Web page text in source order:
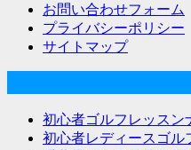
お問い合わせフォーム
プライバシーポリシー
サイトマップ
初心者ゴルフレッスン
初心者レディースゴル